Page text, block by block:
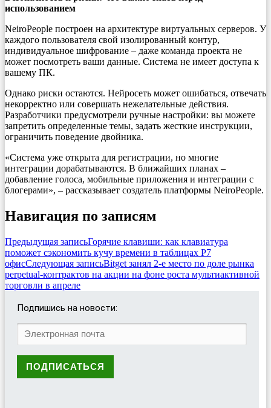
использованием
NeiroPeople построен на архитектуре виртуальных серверов. У
каждого пользователя свой изолированный контур,
индивидуальное шифрование – даже команда проекта не
может посмотреть ваши данные. Система не имеет доступа к
вашему ПК.
Однако риски остаются. Нейросеть может ошибаться, отвечать
некорректно или совершать нежелательные действия.
Разработчики предусмотрели ручные настройки: вы можете
запретить определенные темы, задать жесткие инструкции,
ограничить поведение двойника.
«Система уже открыта для регистрации, но многие
интеграции дорабатываются. В ближайших планах –
добавление голоса, мобильные приложения и интеграции с
блогерами», – рассказывает создатель платформы NeiroPeople.
Навигация по записям
Предыдущая записьГорячие клавиши: как клавиатура
поможет сэкономить кучу времени в таблицах Р7
офисСледующая записьBitget занял 2-е место по доле рынка
perpetual-контрактов на акции на фоне роста мультиактивной
торговли в апреле
Подпишись на новости: